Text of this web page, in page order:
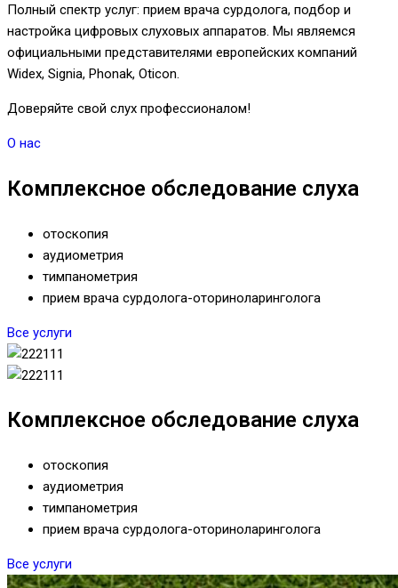
Полный спектр услуг: прием врача сурдолога, подбор и
настройка цифровых слуховых аппаратов. Мы являемся
официальными представителями европейских компаний
Widex, Signia, Phonak, Oticon.
Доверяйте свой слух профессионалом!
О нас
Комплексное обследование слуха
отоскопия
аудиометрия
тимпанометрия
прием врача сурдолога-оториноларинголога
Все услуги
Комплексное обследование слуха
отоскопия
аудиометрия
тимпанометрия
прием врача сурдолога-оториноларинголога
Все услуги